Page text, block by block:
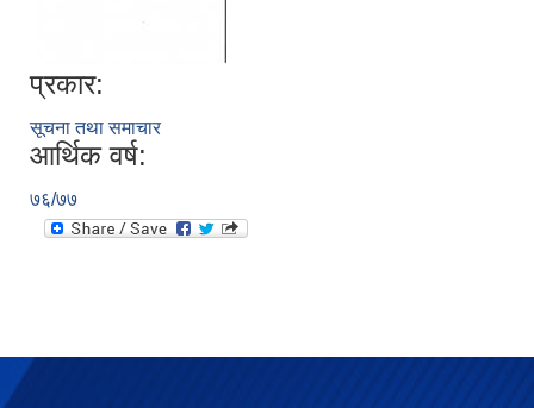
प्रकार:
सूचना तथा समाचार
आर्थिक वर्ष:
७६/७७